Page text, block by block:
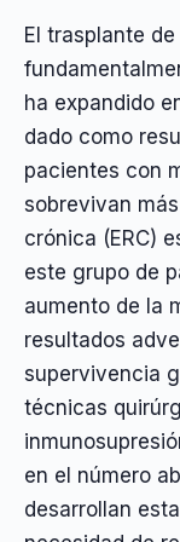
El trasplante
ha expandido
dado como
pacientes con
sobrevivan
crónica (ERC)
este grupo de
aumento de la
resultados
supervivencia
técnicas
en el número
desarrollan